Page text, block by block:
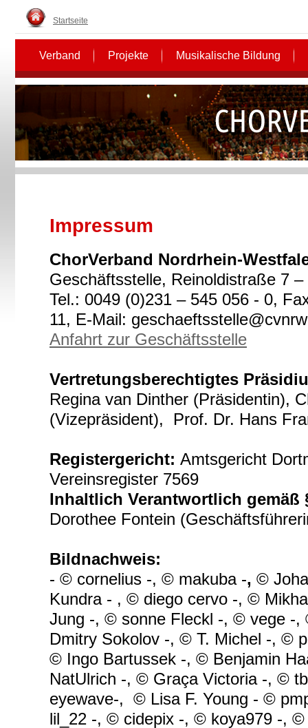
Startseite
Verband Projekte Musikalische Bildung
Impressum
ChorVerband Nordrhein-
Geschäftsstelle, Reinoldistraße 7
Tel.: 0049 (0)231 – 545 056 - 0,
11, E-Mail:
Anfahrt zur Geschäftsstelle
Vertretungsberechtigtes
Regina van Dinther (Präsidentin),
(Vizepräsident), Prof. Dr. Hans
Registergericht: Amtsgericht
Vereinsregister 7569
Inhaltlich Verantwortlich gemäß
Dorothee Fontein
Bildnachweis:
- © cornelius -, © makuba -, ©
Kundra - , © diego cervo -, ©
Jung -, © sonne Fleckl -, © vege -
Dmitry Sokolov -, © T. Michel -, ©
© Ingo Bartussek -, © Benjamin
NatUlrich -, © Graça Victoria -, ©
eyewave-, © Lisa F. Young - ©
lil_22 -, © cidepix -, © koya979 -,